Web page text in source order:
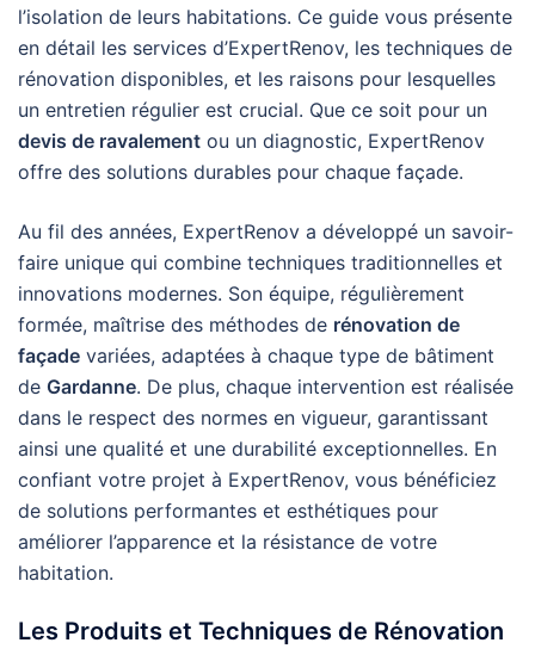
l’isolation de leurs habitations. Ce guide vous présente
en détail les services d’ExpertRenov, les techniques de
rénovation disponibles, et les raisons pour lesquelles
un entretien régulier est crucial. Que ce soit pour un
devis de ravalement ou un diagnostic, ExpertRenov
offre des solutions durables pour chaque façade.
Au fil des années, ExpertRenov a développé un savoir-
faire unique qui combine techniques traditionnelles et
innovations modernes. Son équipe, régulièrement
formée, maîtrise des méthodes de rénovation de
façade variées, adaptées à chaque type de bâtiment
de Gardanne. De plus, chaque intervention est réalisée
dans le respect des normes en vigueur, garantissant
ainsi une qualité et une durabilité exceptionnelles. En
confiant votre projet à ExpertRenov, vous bénéficiez
de solutions performantes et esthétiques pour
améliorer l’apparence et la résistance de votre
habitation.
Les Produits et Techniques de Rénovation